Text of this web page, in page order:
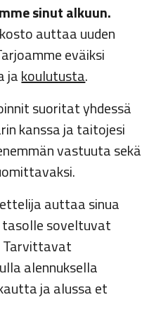
sinut alkuun.
auttaa uuden
eväiksi
jakoulutusta.
suoritat yhdessä
kanssa ja taitojesi
vastuuta sekä
auttaa sinua
tasolle soveltuvat
alennuksella
ja alussa et